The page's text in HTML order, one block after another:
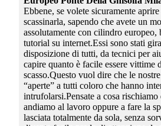
Ebbene, se volete sicuramente
scassinarla, sapendo che avete un
assolutamente con cilindro europeo,
tutorial su internet.Essi sono stati
disposizione di tutti, da tecnici per
capire quanto è facile essere vittime
scasso.Questo vuol dire che le
“aperte” a tutti coloro che hanno
intrufolarsi.Pensate a cosa
andiamo al lavoro oppure a fare la
lasciata totalmente da sola, senza